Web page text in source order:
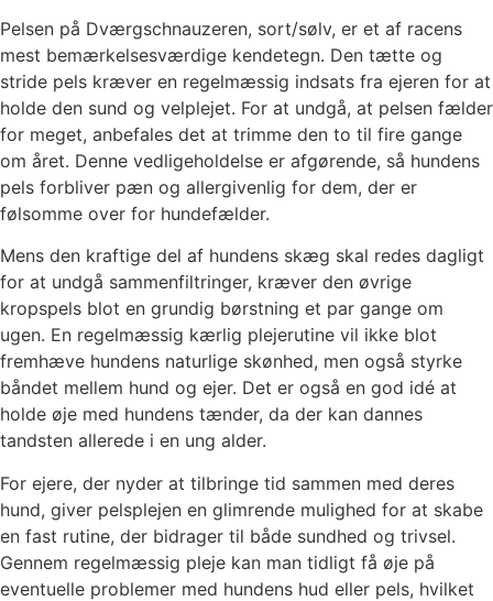
Pelsen på Dværgschnauzeren, sort/sølv, er et af racens
mest bemærkelsesværdige kendetegn. Den tætte og
stride pels kræver en regelmæssig indsats fra ejeren for at
holde den sund og velplejet. For at undgå, at pelsen fælder
for meget, anbefales det at trimme den to til fire gange
om året. Denne vedligeholdelse er afgørende, så hundens
pels forbliver pæn og allergivenlig for dem, der er
følsomme over for hundefælder.
Mens den kraftige del af hundens skæg skal redes dagligt
for at undgå sammenfiltringer, kræver den øvrige
kropspels blot en grundig børstning et par gange om
ugen. En regelmæssig kærlig plejerutine vil ikke blot
fremhæve hundens naturlige skønhed, men også styrke
båndet mellem hund og ejer. Det er også en god idé at
holde øje med hundens tænder, da der kan dannes
tandsten allerede i en ung alder.
For ejere, der nyder at tilbringe tid sammen med deres
hund, giver pelsplejen en glimrende mulighed for at skabe
en fast rutine, der bidrager til både sundhed og trivsel.
Gennem regelmæssig pleje kan man tidligt få øje på
eventuelle problemer med hundens hud eller pels, hvilket